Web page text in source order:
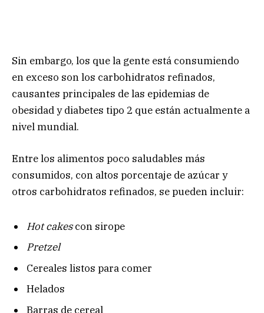
Sin embargo, los que la gente está consumiendo
en exceso son los carbohidratos refinados,
causantes principales de las epidemias de
obesidad y diabetes tipo 2 que están actualmente a
nivel mundial.
Entre los alimentos poco saludables más
consumidos, con altos porcentaje de azúcar y
otros carbohidratos refinados, se pueden incluir:
Hot cakescon sirope
Pretzel
Cereales listos para comer
Helados
Barras de cereal